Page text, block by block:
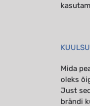
Mida
oleks
Just
brändi